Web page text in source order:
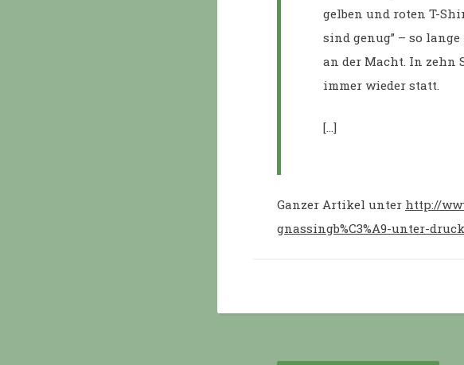
gelben und roten T-
sind genug” – so
an der Macht. In zehn
immer wieder statt.
[…]
Ganzer Artikel unter http://
gnassingb%C3%A9-unter-